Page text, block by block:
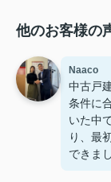
他のお客様の
Naaco
中古戸
条件に
いた中
り、最
できま